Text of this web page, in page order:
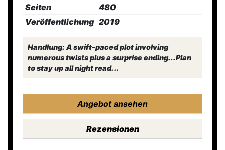
Seiten
480
Veröffentlichung 2019
Handlung: A swift-paced plot involving
numerous twists plus a surprise ending...Plan
to stay up all night read...
Angebot ansehen
Rezensionen